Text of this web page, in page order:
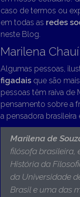
caso de termos ou
em todas as redes
neste Blog.
Marilena Chauí
Algumas pessoas,
figadaisque são
pessoas têm raiva de
pensamento sobre a
a pensadora
Marilena de
filósofa brasileira,
História da
da Universidade
Brasil e uma das